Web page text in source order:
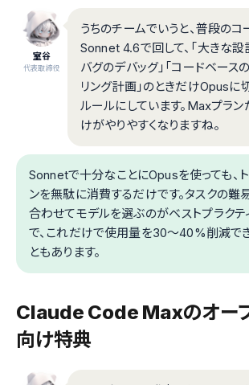
室谷
代表取締役
うちのチームでいうと、普段のコ
Sonnet 4.6で回して、「大きな設
バグのデバッグ」「コードベース
リング計画」のときだけOpusに
ルールにしています。Maxプラ
けがやりやすくなりますね。
Sonnetで十分なことにOpusを使っても、
ンを無駄に消費するだけです。タスクの難
合わせてモデルを選ぶのがベストプラクテ
で、これだけで使用量を30〜40%削減で
ともあります。
Claude Code Maxのオー
向け特典